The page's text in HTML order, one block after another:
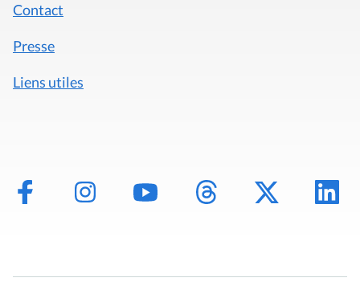
Contact
Presse
Liens utiles